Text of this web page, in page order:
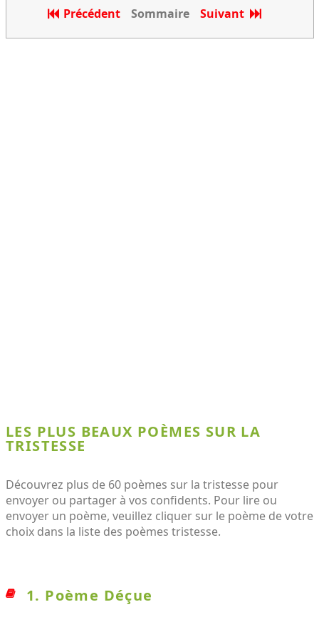
Précédent Sommaire Suivant
LES PLUS BEAUX POÈMES SUR LA
TRISTESSE
Découvrez plus de 60 poèmes sur la tristesse pour
envoyer ou partager à vos confidents. Pour lire ou
envoyer un poème, veuillez cliquer sur le poème de votre
choix dans la liste des poèmes tristesse.
1. Poème Déçue